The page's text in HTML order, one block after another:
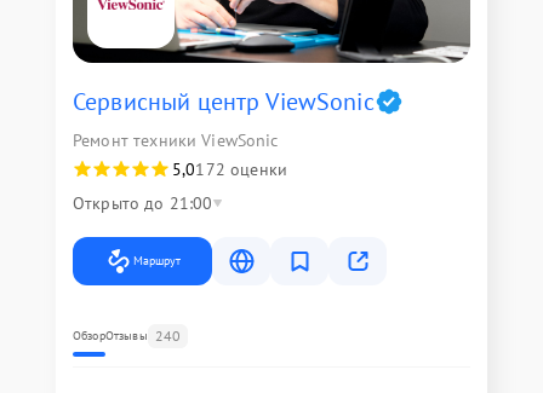
Сервисный центр ViewSonic
Ремонт техники ViewSonic
5,0172 оценки
Открыто до 21:00
Маршрут
ОбзорОтзывы 240